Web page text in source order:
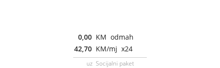
0,00 KM odmah
42,70 KM/mj x24
uz Socijalni paket